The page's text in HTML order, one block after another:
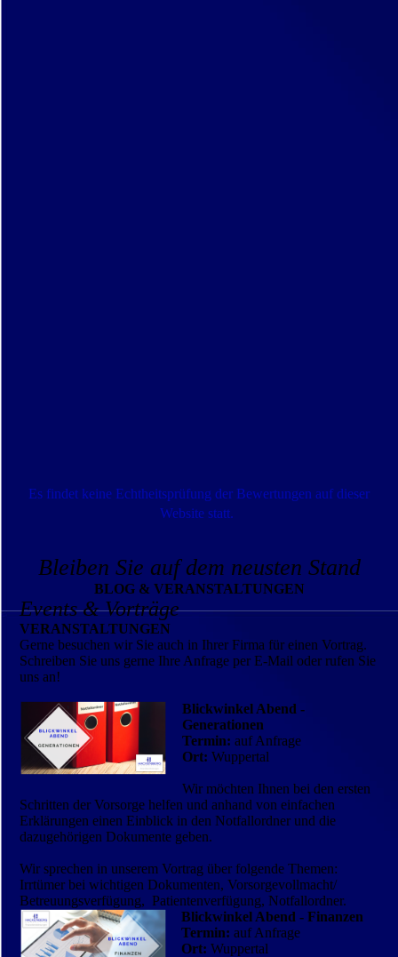
Es findet keine Echtheitsprüfung der Bewertungen auf dieser
Website statt.
Bleiben Sie auf dem neusten Stand
BLOG & VERANSTALTUNGEN
Events & Vorträge
VERANSTALTUNGEN
Gerne besuchen wir Sie auch in Ihrer Firma für einen Vortrag.
Schreiben Sie uns gerne Ihre Anfrage per E-Mail oder rufen Sie
uns an!
Blickwinkel Abend -
Generationen
Termin: auf Anfrage
Ort: Wuppertal
Wir möchten Ihnen bei den ersten
Schritten der Vorsorge helfen und anhand von ein­fachen
Erklärungen einen Einblick in den Notfallordner und die
dazugehörigen Dokumente geben.
Wir sprechen in unserem Vortrag über folgende Themen:
Irrtümer bei wichtigen Dokumenten, Vorsorgevollmacht/
Betreuungsverfügung, Patientenverfügung, Notfallordner.
Blickwinkel Abend - Finanzen
Termin: auf Anfrage
Ort: Wuppertal